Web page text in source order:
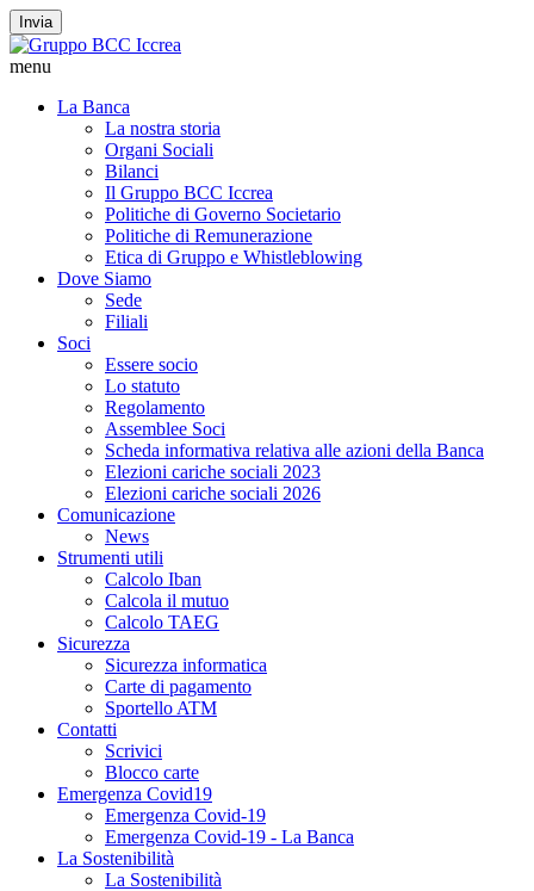
Invia
menu
La Banca
La nostra storia
Organi Sociali
Bilanci
Il Gruppo BCC Iccrea
Politiche di Governo Societario
Politiche di Remunerazione
Etica di Gruppo e Whistleblowing
Dove Siamo
Sede
Filiali
Soci
Essere socio
Lo statuto
Regolamento
Assemblee Soci
Scheda informativa relativa alle azioni della Banca
Elezioni cariche sociali 2023
Elezioni cariche sociali 2026
Comunicazione
News
Strumenti utili
Calcolo Iban
Calcola il mutuo
Calcolo TAEG
Sicurezza
Sicurezza informatica
Carte di pagamento
Sportello ATM
Contatti
Scrivici
Blocco carte
Emergenza Covid19
Emergenza Covid-19
Emergenza Covid-19 - La Banca
La Sostenibilità
La Sostenibilità